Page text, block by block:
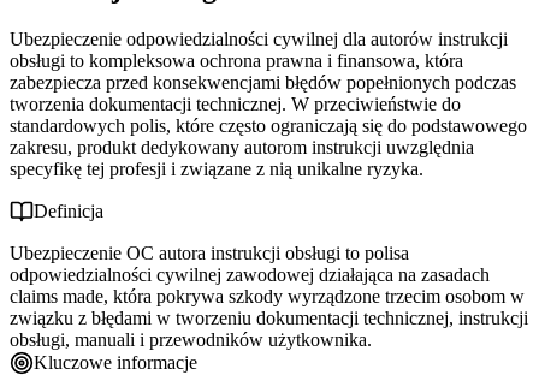
Ubezpieczenie odpowiedzialności cywilnej dla autorów instrukcji
obsługi to kompleksowa ochrona prawna i finansowa, która
zabezpiecza przed konsekwencjami błędów popełnionych podczas
tworzenia dokumentacji technicznej. W przeciwieństwie do
standardowych polis, które często ograniczają się do podstawowego
zakresu, produkt dedykowany autorom instrukcji uwzględnia
specyfikę tej profesji i związane z nią unikalne ryzyka.
Definicja
Ubezpieczenie OC autora instrukcji obsługi to polisa
odpowiedzialności cywilnej zawodowej działająca na zasadach
claims made, która pokrywa szkody wyrządzone trzecim osobom w
związku z błędami w tworzeniu dokumentacji technicznej, instrukcji
obsługi, manuali i przewodników użytkownika.
Kluczowe informacje